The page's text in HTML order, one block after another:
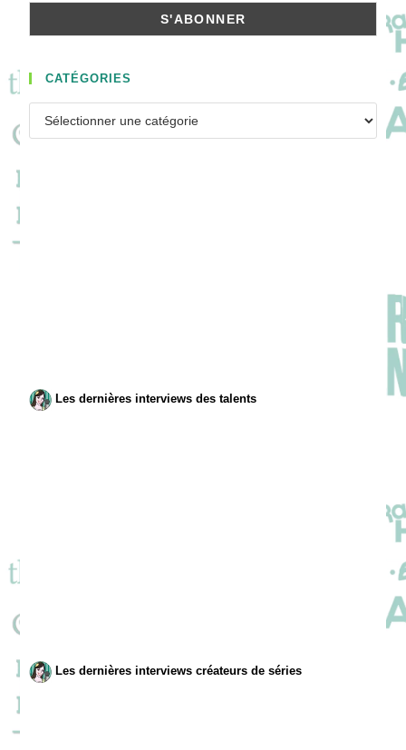
CATÉGORIES
Les dernières interviews des talents
Les dernières interviews créateurs de séries